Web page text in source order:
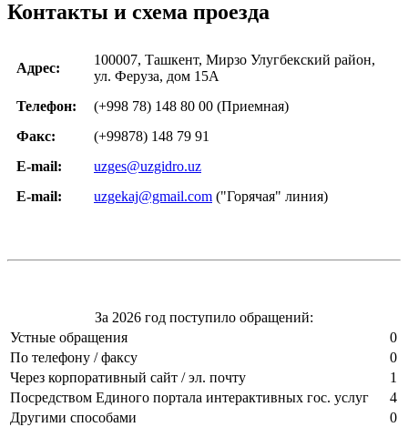
Контакты и схема проезда
Адрес:
100007, Ташкент, Мирзо Улугбекский район,
ул. Феруза, дом 15A
Телефон:
(+998 78) 148 80 00 (Приемная)
Факс:
(+99878) 148 79 91
E-mail:
uzges@uzgidro.uz
E-mail:
uzgekaj@gmail.com ("Горячая" линия)
За 2026 год поступило обращений:
Устные обращения
0
По телефону / факсу
0
Через корпоративный сайт / эл. почту
1
Посредством Единого портала интерактивных гос. услуг
4
Другими способами
0